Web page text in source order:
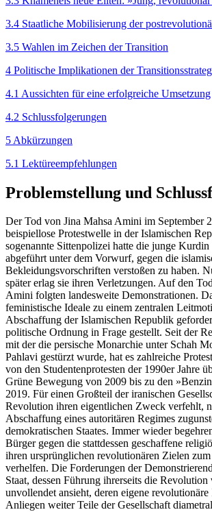
3.4 Staatliche Mobilisierung der
3.5 Wahlen im Zeichen der Transition
4 Politische Implikationen der
4.1 Aussichten für eine erfolgreiche Umsetzung
4.2 Schlussfolgerungen
5 Abkürzungen
5.1 Lektüreempfehlungen
Problemstellung und
Der Tod von Jina Mahsa Amini im September
beispiellose Protestwelle in der Islamischen
sogenannte Sittenpolizei hatte die junge Kurdin
abgeführt unter dem Vor­wurf, gegen die
Bekleidungsvorschriften verstoßen zu haben.
später erlag sie ihren Verletzungen. Auf den
Amini folgten landesweite Demonstrationen.
feministische Ideale zu einem zentralen
Abschaffung der Islamischen Republik
politische Ordnung in Frage gestellt. Seit der
mit der die persische Monarchie unter Schah
Pahlavi gestürzt wurde, hat es zahlreiche
von den Studen­tenprotesten der 1990er Jahre
Grüne Bewegung von 2009 bis zu den
2019. Für einen Großteil der iranischen
Revolution ihren eigent­lichen Zweck verfehlt,
Abschaffung eines autoritären Regimes
demokratischen Staates. Immer wieder
Bürger gegen die stattdessen geschaffene
ihren ursprünglichen revo­lutionären Zielen
verhelfen. Die Forderungen der
Staat, dessen Führung ihrerseits die Revolution
unvollendet ansieht, deren eigene
Anliegen weiter Teile der Gesellschaft